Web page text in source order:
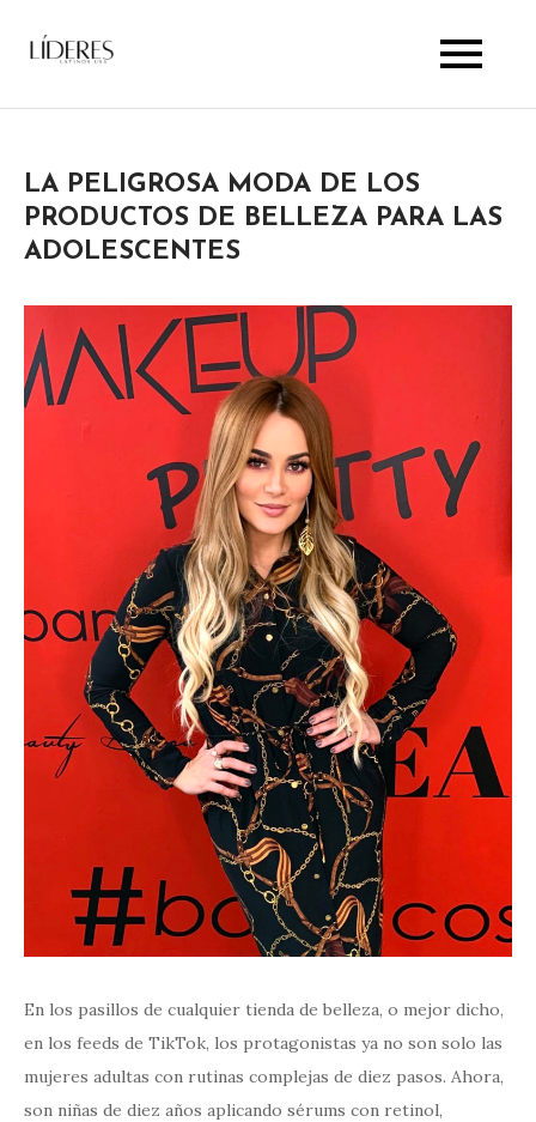
LA PELIGROSA MODA DE LOS
PRODUCTOS DE BELLEZA PARA LAS
ADOLESCENTES
En los pasillos de cualquier tienda de belleza, o mejor dicho,
en los feeds de TikTok, los protagonistas ya no son solo las
mujeres adultas con rutinas complejas de diez pasos. Ahora,
son niñas de diez años aplicando sérums con retinol,